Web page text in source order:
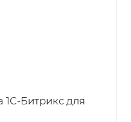
Битрикс для